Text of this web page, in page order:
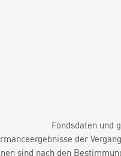
Fondsdaten und
der
sind nach den